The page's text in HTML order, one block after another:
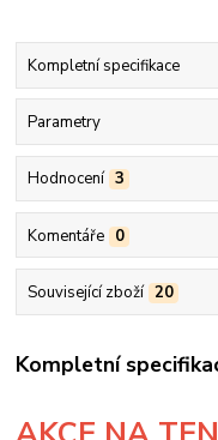
Kompletní specifikace
Parametry
Hodnocení 3
Komentáře 0
Související zboží 20
Kompletní